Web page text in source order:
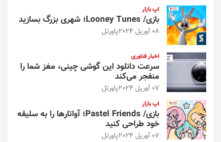
اپ بازار
بازی/ Looney Tunes؛ شهری بزرگ بسازید
08 آوریل 2024 پاورتل
اخبار فناوری
سرعت دانلود این گوشی چینی، مغز شما را
منفجر می‌کند
07 آوریل 2024 پاورتل
اپ بازار
بازی/ Pastel Friends؛ آواتارها را به سلیقه
خود طراحی کنید
07 آوریل 2024 پاورتل